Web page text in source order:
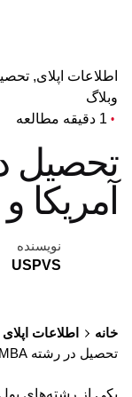
اطلاعات اپلای
وبلاگ
1 دقیقه مطالعه
آمریکا
نویسنده
USPVS
خانه
اطلاعات اپلای
تحصیل در رشته MBA در آمریکا و بازار کار آن
یکی از رشته‌های